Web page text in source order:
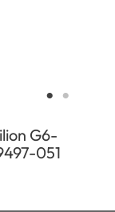
G6-
051